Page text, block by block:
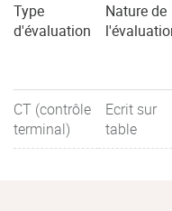
Type
d'évaluation
Nature de
CT (contrôle
terminal)
Ecrit sur
table